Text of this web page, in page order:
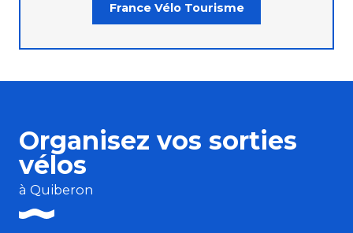
France Vélo Tourisme
Organisez vos sorties
vélos
à Quiberon